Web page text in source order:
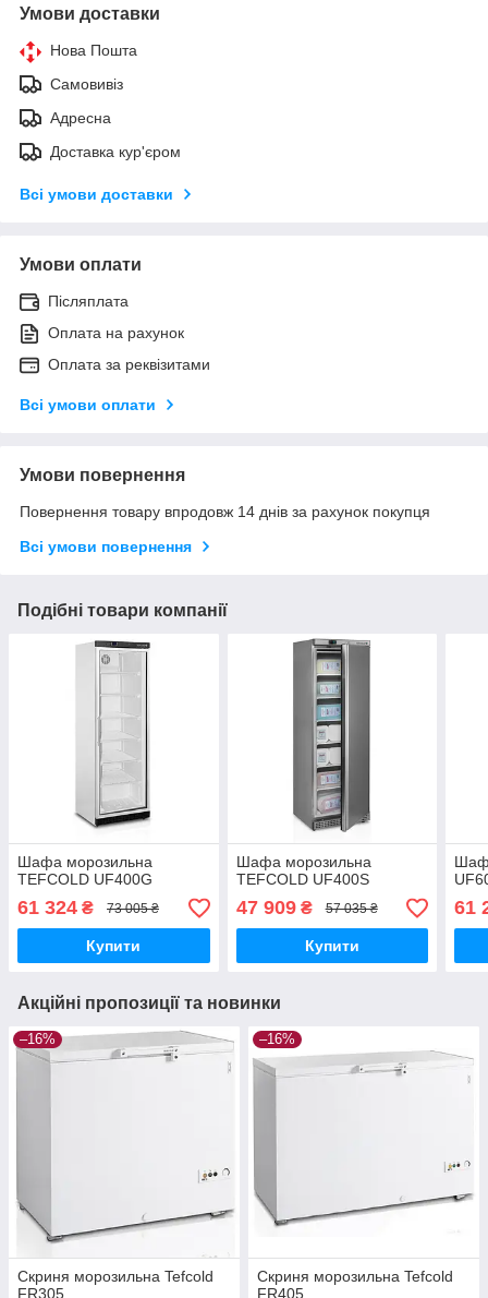
Умови доставки
Нова Пошта
Самовивіз
Адресна
Доставка кур'єром
Всі умови доставки
Умови оплати
Післяплата
Оплата на рахунок
Оплата за реквізитами
Всі умови оплати
Умови повернення
Повернення товару впродовж 14 днів за рахунок покупця
Всі умови повернення
Подібні товари компанії
Шафа морозильна
TEFCOLD UF400G
61 324 ₴ 73 005 ₴
Купити
Шафа морозильна
TEFCOLD UF400S
47 909₴ 57 035 ₴
Купити
61
Акційні пропозиції та новинки
–16%
Скриня морозильна Tefcold
FR305
–16%
Скриня морозильна Tefcold
FR405